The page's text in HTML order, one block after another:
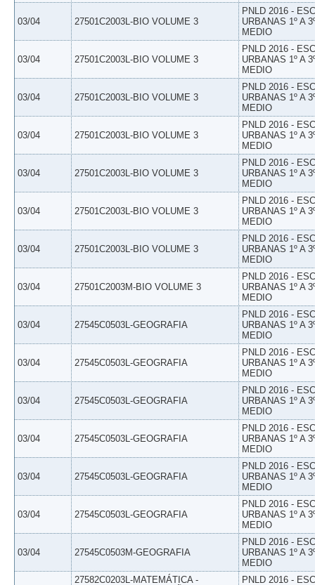
03/04 27501C2003L-BIO VOLUME 3
PNLD 2016 -
URBANAS 1º A
MEDIO
03/04 27501C2003L-BIO VOLUME 3
PNLD 2016 -
URBANAS 1º A
MEDIO
03/04 27501C2003L-BIO VOLUME 3
PNLD 2016 -
URBANAS 1º A
MEDIO
03/04 27501C2003L-BIO VOLUME 3
PNLD 2016 -
URBANAS 1º A
MEDIO
03/04 27501C2003L-BIO VOLUME 3
PNLD 2016 -
URBANAS 1º A
MEDIO
03/04 27501C2003L-BIO VOLUME 3
PNLD 2016 -
URBANAS 1º A
MEDIO
03/04 27501C2003L-BIO VOLUME 3
PNLD 2016 -
URBANAS 1º A
MEDIO
03/04 27501C2003M-BIO VOLUME 3
PNLD 2016 -
URBANAS 1º A
MEDIO
03/04 27545C0503L-GEOGRAFIA
PNLD 2016 -
URBANAS 1º A
MEDIO
03/04 27545C0503L-GEOGRAFIA
PNLD 2016 -
URBANAS 1º A
MEDIO
03/04 27545C0503L-GEOGRAFIA
PNLD 2016 -
URBANAS 1º A
MEDIO
03/04 27545C0503L-GEOGRAFIA
PNLD 2016 -
URBANAS 1º A
MEDIO
03/04 27545C0503L-GEOGRAFIA
PNLD 2016 -
URBANAS 1º A
MEDIO
03/04 27545C0503L-GEOGRAFIA
PNLD 2016 -
URBANAS 1º A
MEDIO
03/04 27545C0503M-GEOGRAFIA
PNLD 2016 -
URBANAS 1º A
MEDIO
27582C0203L-MATEMÁTICA -
PNLD 2016 -